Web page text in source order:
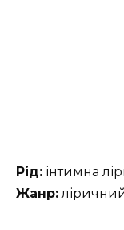
Рід: інтимна
Жанр: